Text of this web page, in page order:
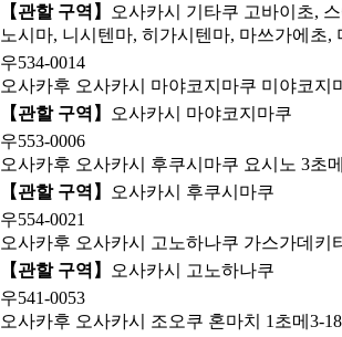
【관할 구역】
오사카시 기타쿠 고바이초,
노시마, 니시텐마, 히가시텐마, 마쓰가에초,
우534-0014
오사카후 오사카시 마야코지마쿠 미야코지
【관할 구역】 오사카시 마야코지마쿠
우553-0006
오사카후 오사카시 후쿠시마쿠 요시노 3초
【관할 구역】 오사카시 후쿠시마쿠
우554-0021
오사카후 오사카시 고노하나쿠 가스가데키
【관할 구역】 오사카시 고노하나쿠
우541-0053
오사카후 오사카시 조오쿠 혼마치 1초메3-18